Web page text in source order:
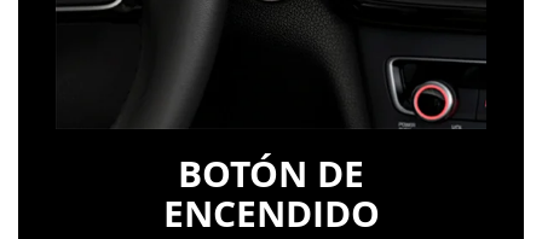
BOTÓN DE
ENCENDIDO